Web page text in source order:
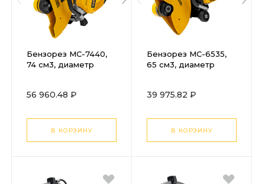
Бензорез МС-7440,
74 см3, диаметр
56 960.48 ₽
В КОРЗИНУ
Бензорез МС-6535,
65 см3, диаметр
39 975.82 ₽
В КОРЗИНУ